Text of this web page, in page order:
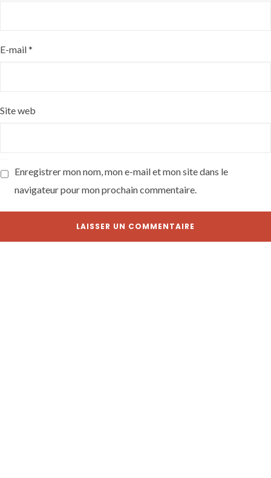
E-mail*
Site web
Enregistrer mon nom, mon e-mail et mon site dans le
navigateur pour mon prochain commentaire.